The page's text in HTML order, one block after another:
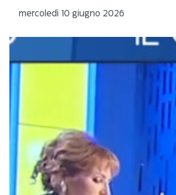
mercoledì 10 giugno 2026